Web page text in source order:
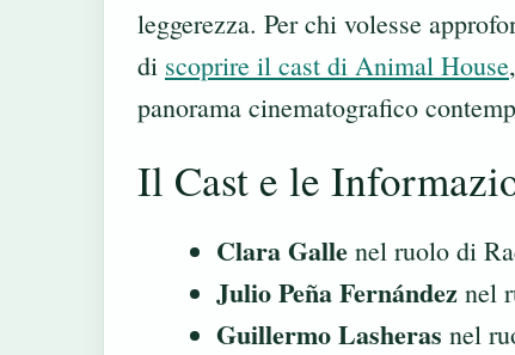
leggerezza. Per chi volesse
di scoprire il cast di Animal House
panorama cinematografico
Il Cast e le
Clara Galle nel ruolo di
Julio Peña Fernández nel
Guillermo Lasheras nel